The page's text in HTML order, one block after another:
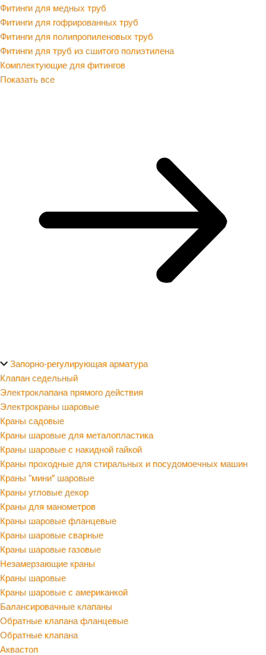
Фитинги для медных труб
Фитинги для гофрированных труб
Фитинги для полипропиленовых труб
Фитинги для труб из сшитого полиэтилена
Комплектующие для фитингов
Показать все
Запорно-регулирующая арматура
Клапан седельный
Электроклапана прямого действия
Электрокраны шаровые
Краны садовые
Краны шаровые для металопластика
Краны шаровые с накидной гайкой
Краны проходные для стиральных и посудомоечных машин
Краны "мини" шаровые
Краны угловые декор
Краны для манометров
Краны шаровые фланцевые
Краны шаровые сварные
Краны шаровые газовые
Незамерзающие краны
Краны шаровые
Краны шаровые с американкой
Балансировачные клапаны
Обратные клапана фланцевые
Обратные клапана
Аквастоп